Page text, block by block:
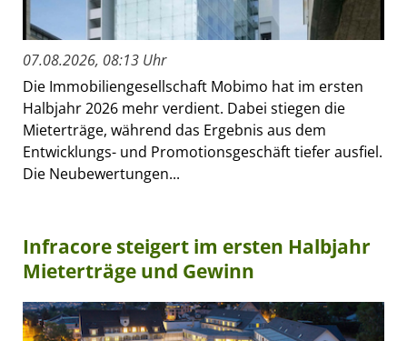
07.08.2026, 08:13 Uhr
Die Immobiliengesellschaft Mobimo hat im ersten
Halbjahr 2026 mehr verdient. Dabei stiegen die
Mieterträge, während das Ergebnis aus dem
Entwicklungs- und Promotionsgeschäft tiefer ausfiel.
Die Neubewertungen...
Infracore steigert im ersten Halbjahr
Mieterträge und Gewinn